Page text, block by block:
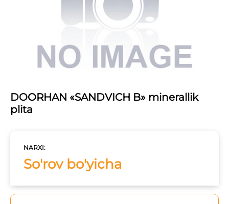
DOORHAN «SANDVICH B» minerallik
plita
NARXI:
So'rov bo'yicha